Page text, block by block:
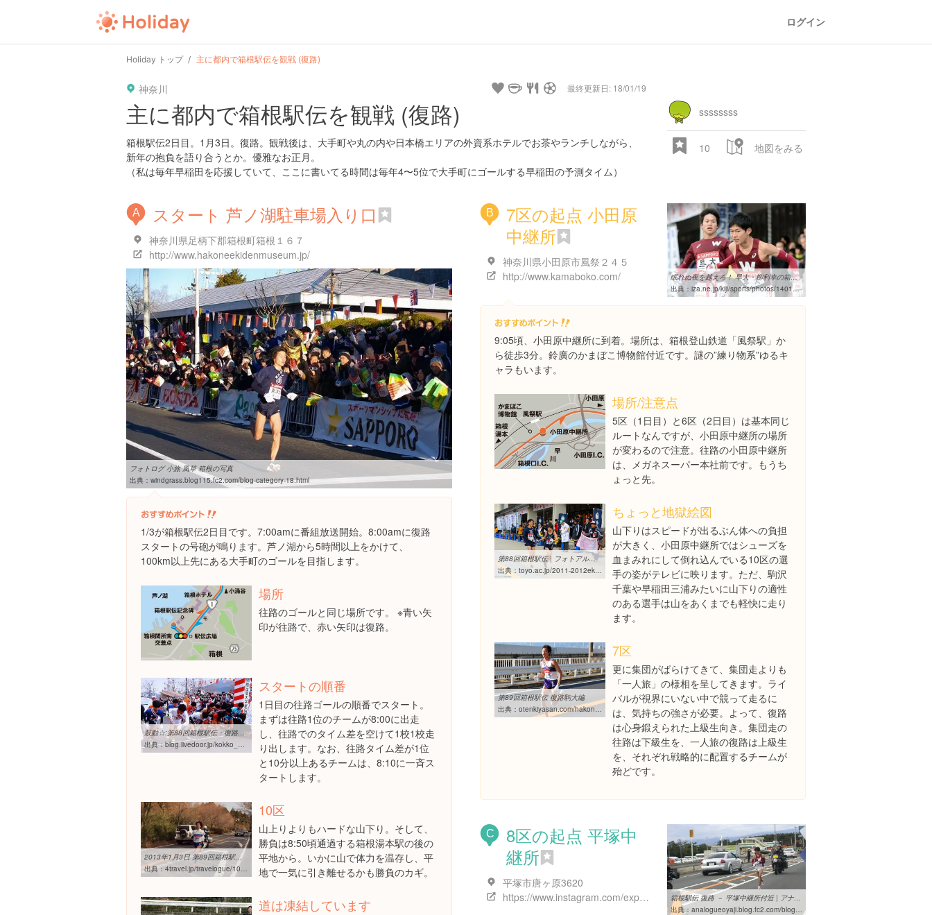
ログイン
Holiday トップ 主に都内で箱根駅伝を観戦 (復路)
神奈川 最終更新日: 18/01/19
主に都内で箱根駅伝を観戦 (復路)
箱根駅伝2日目。1月3日。復路。観戦後は、大手町や丸の内や日本橋エリアの外資系ホテルでお茶やランチしながら、
新年の抱負を語り合うとか。優雅なお正月。
（私は毎年早稲田を応援していて、ここに書いてる時間は毎年4〜5位で大手町にゴールする早稲田の予測タイム）
ssssssss
10 地図をみる
A スタート 芦ノ湖駐車場入り口
神奈川県足柄下郡箱根町箱根１６７
http://www.hakoneekidenmuseum.jp/
フォトログ 小旅 風草 箱根の写真
出典： windgrass.blog115.fc2.com/blog-category-18.html
1/3が箱根駅伝2日目です。7:00amに番組放送開始。8:00amに復路
スタートの号砲が鳴ります。芦ノ湖から5時間以上をかけて、
100km以上先にある大手町のゴールを目指します。
場所
往路のゴールと同じ場所です。 ※青い矢
印が往路で、赤い矢印は復路。
鼓動☆:第88回箱根駅伝・復路☆ - livedoor Blog（ブログ）
出典：blog.livedoor.jp/kokko_54kf/archives/55507180.html
スタートの順番
1日目の往路ゴールの順番でスタート。
まずは往路1位のチームが8:00に出走
し、往路でのタイム差を空けて1校1校走
り出します。なお、往路タイム差が1位
と10分以上あるチームは、8:10に一斉ス
タートします。
2013年1月3日 第89回箱根駅伝復路6区 箱根の山下りで選手を ...
出典： 4travel.jp/travelogue/10738827
10区
山上りよりもハードな山下り。そして、
勝負は8:50頃通過する箱根湯本駅の後の
平地から。いかに山で体力を温存し、平
地で一気に引き離せるかも勝負のカギ。
道は凍結しています
B
7区の起点 小田原
中継所
神奈川県小田原市風祭２４５
http://www.kamaboko.com/
眠れぬ夜を越えろ！ 早大・柳利幸の箱根駅伝：イザ！
出典： iza.ne.jp/kiji/sports/photos/140111/spo14011118280035-p1.html
9:05頃、小田原中継所に到着。場所は、箱根登山鉄道「風祭駅」か
ら徒歩3分。鈴廣のかまぼこ博物館付近です。謎の”練り物系”ゆるキ
ャラもいます。
場所/注意点
5区（1日目）と6区（2日目）は基本同じ
ルートなんですが、小田原中継所の場所
が変わるので注意。往路の小田原中継所
は、メガネスーパー本社前です。もうち
ょっと先。
第88回箱根駅伝 | フォトアルバム | 2011年度駅伝応援特設サイト ...
出典： toyo.ac.jp/2011-2012ekiden/2012hakone_j.html
ちょっと地獄絵図
山下りはスピードが出るぶん体への負担
が大きく、小田原中継所ではシューズを
血まみれにして倒れ込んでいる10区の選
手の姿がテレビに映ります。ただ、駒沢
千葉や早稲田三浦みたいに山下りの適性
のある選手は山をあくまでも軽快に走り
ます。
第89回箱根駅伝 復路駒大編
出典： otenkiyasan.com/hakone/ekiden/hakone89_06.htm
7区
更に集団がばらけてきて、集団走よりも
「一人旅」の様相を呈してきます。ライ
バルが視界にいない中で競って走るに
は、気持ちの強さが必要。よって、復路
は心身鍛えられた上級生向き。集団走の
往路は下級生を、一人旅の復路は上級生
を、それぞれ戦略的に配置するチームが
殆どです。
C
8区の起点 平塚中
継所
平塚市唐ヶ原3620
https://www.instagram.com/explore/locations/1018657292
箱根駅伝 復路 － 平塚中継所付近 | アナログおやじの独り言
出典： analogueoyaji.blog.fc2.com/blog-entry-152.html